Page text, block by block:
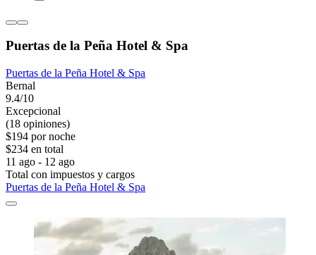
Puertas de la Peña Hotel & Spa
Puertas de la Peña Hotel & Spa
Bernal
9.4/10
Excepcional
(18 opiniones)
$194 por noche
$234 en total
11 ago - 12 ago
Total con impuestos y cargos
Puertas de la Peña Hotel & Spa